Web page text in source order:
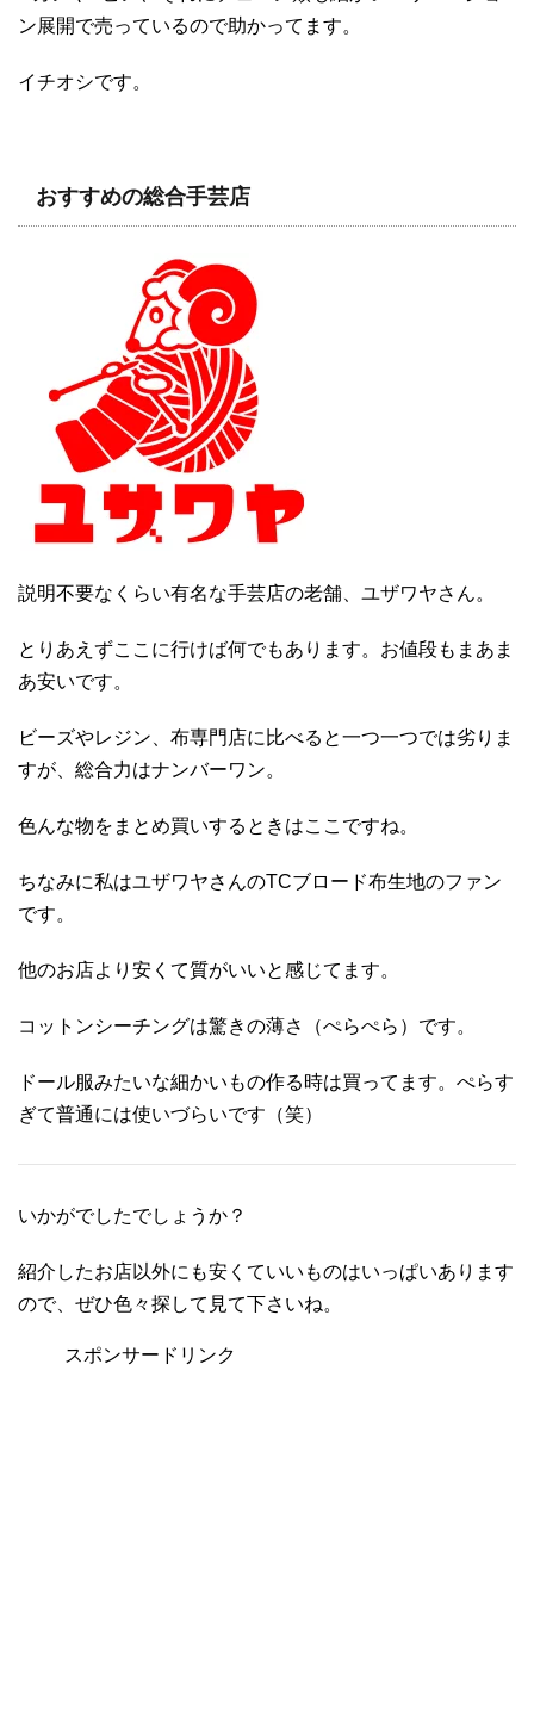
ン展開で売っているので助かってます。
イチオシです。
おすすめの総合手芸店
説明不要なくらい有名な手芸店の老舗、ユザワヤさん。
とりあえずここに行けば何でもあります。お値段もまあま
あ安いです。
ビーズやレジン、布専門店に比べると一つ一つでは劣りま
すが、総合力はナンバーワン。
色んな物をまとめ買いするときはここですね。
ちなみに私はユザワヤさんのTCブロード布生地のファン
です。
他のお店より安くて質がいいと感じてます。
コットンシーチングは驚きの薄さ（ぺらぺら）です。
ドール服みたいな細かいもの作る時は買ってます。ぺらす
ぎて普通には使いづらいです（笑）
いかがでしたでしょうか？
紹介したお店以外にも安くていいものはいっぱいあります
ので、ぜひ色々探して見て下さいね。
スポンサードリンク